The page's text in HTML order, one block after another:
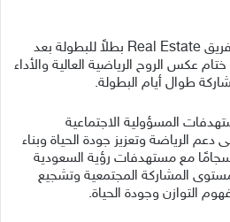
وشهد الحفل الختامي تتويج فريق Real Estate بطلاً للبطولة بعد
عكس الروح الرياضية العالية والأداء
طوال أيام البطولة.
المسؤولية الاجتماعية
دعم الرياضة وتعزيز جودة الحياة وبناء
مع مستهدفات رؤية السعودية
مستوى المشاركة المجتمعية وتشجيع
التوازن وجودة الحياة.